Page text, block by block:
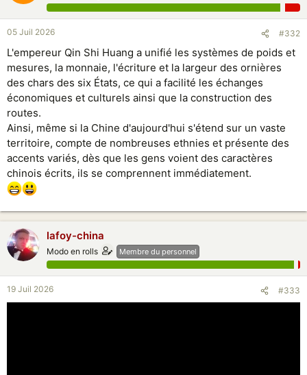
05 Juil 2026 #332
L'empereur Qin Shi Huang a unifié les systèmes de poids et
mesures, la monnaie, l'écriture et la largeur des ornières
des chars des six États, ce qui a facilité les échanges
économiques et culturels ainsi que la construction des
routes.
Ainsi, même si la Chine d'aujourd'hui s'étend sur un vaste
territoire, compte de nombreuses ethnies et présente des
accents variés, dès que les gens voient des caractères
chinois écrits, ils se comprennent immédiatement.
lafoy-china
Modo en rolls Membre du personnel
19 Juil 2026 #333